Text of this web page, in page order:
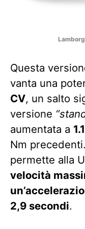
Questa
vanta una
CV, un salto
versione
aumentata a
Nm
permette alla
velocità
2,9 secondi.